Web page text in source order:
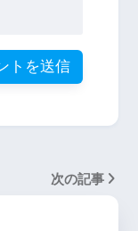
次の記事